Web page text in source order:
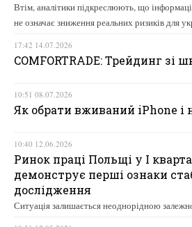
Втім, аналітики підкреслюють, що
не означає зниження реальних ризиків для
17:42 14.07.2026
COMFORTRADE: Трейдинг зі
10:51 08.07.2026
Як обрати вживаний iPhone і
10:40 12.06.2026
Ринок праці Польщі у І
демонструє перші ознаки
дослідження
Ситуація залишається неоднорідною